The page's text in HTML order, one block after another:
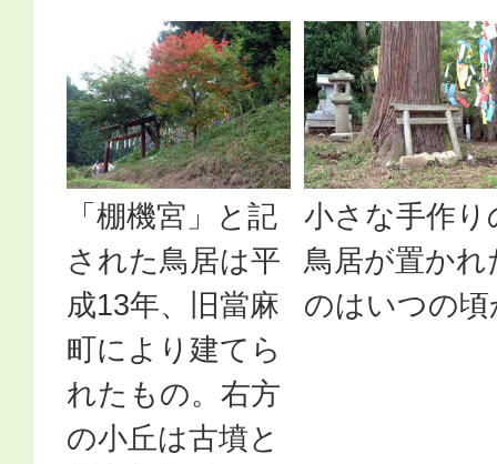
「棚機宮」と記
された鳥居は平
成13年、旧當麻
町により建てら
れたもの。右方
の小丘は古墳と
小さな手作り
鳥居が置かれ
のはいつの頃